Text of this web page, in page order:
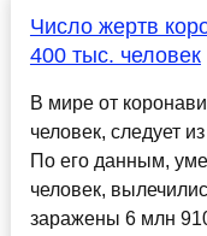
Число жертв
400 тыс. человек
В мире от
человек, следует
По его данным,
человек,
заражены 6 млн